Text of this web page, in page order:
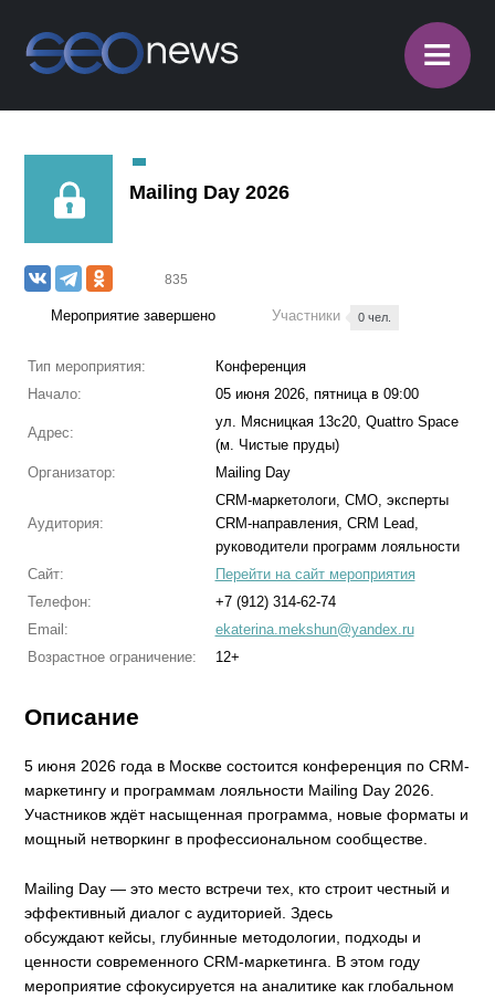
≡
Mailing Day 2026
835
Мероприятие завершено Участники 0 чел.
Тип мероприятия:
Конференция
Начало:
05 июня 2026, пятница в 09:00
Адрес:
ул. Мясницкая 13с20, Quattro Space
(м. Чистые пруды)
Организатор:
Mailing Day
Аудитория:
CRM-маркетологи, СМО, эксперты
CRM-направления, CRM Lead,
руководители программ лояльности
Сайт:
Перейти на сайт мероприятия
Телефон:
+7 (912) 314-62-74
Email:
ekaterina.mekshun@yandex.ru
Возрастное ограничение:
12+
Описание
5 июня 2026 года в Москве состоится конференция по CRM-
маркетингу и программам лояльности Mailing Day 2026.
Участников ждёт насыщенная программа, новые форматы и
мощный нетворкинг в профессиональном сообществе.
Mailing Day — это место встречи тех, кто строит честный и
эффективный диалог с аудиторией. Здесь
обсуждают кейсы, глубинные методологии, подходы и
ценности современного CRM-маркетинга. В этом году
мероприятие сфокусируется на аналитике как глобальном